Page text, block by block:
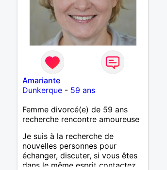
Amariante
Dunkerque- 59 ans
Femme divorcé(e) de 59 ans
recherche rencontre amoureuse
Je suis à la recherche de
nouvelles personnes pour
échanger, discuter, si vous êtes
dans le même esprit contactez